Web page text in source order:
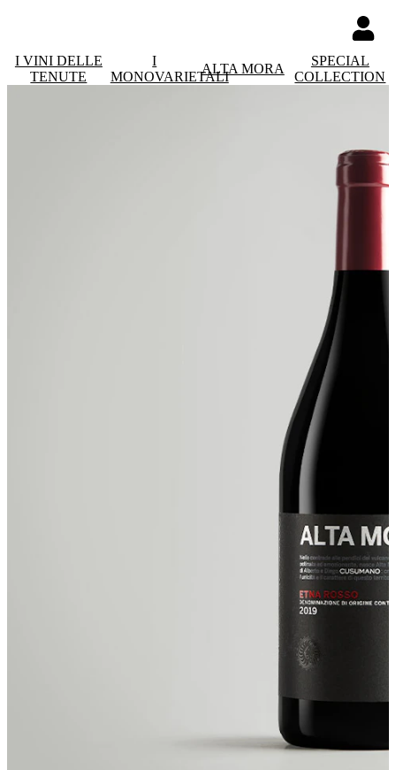
I VINI DELLE
TENUTE
I
MONOVARIETALI
ALTA MORA
SPECIAL
COLLECTION